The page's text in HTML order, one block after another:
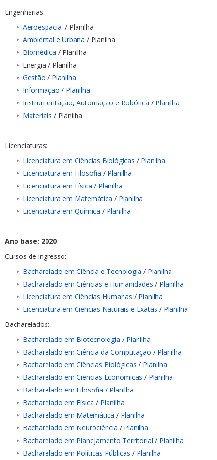
Engenharias:
Aeroespacial / Planilha
Ambiental e Urbana / Planilha
Biomédica / Planilha
Energia / Planilha
Gestão / Planilha
Informação / Planilha
Instrumentação, Automação e Robótica / Planilha
Materiais / Planilha
Licenciaturas:
Licenciatura em Ciências Biológicas / Planilha
Licenciatura em Filosofia / Planilha
Licenciatura em Física / Planilha
Licenciatura em Matemática / Planilha
Licenciatura em Química / Planilha
Ano base: 2020
Cursos de ingresso:
Bacharelado em Ciência e Tecnologia / Planilha
Bacharelado em Ciências e Humanidades / Planilha
Licenciatura em Ciências Humanas / Planilha
Licenciatura em Ciências Naturais e Exatas / Planilha
Bacharelados:
Bacharelado em Biotecnologia / Planilha
Bacharelado em Ciência da Computação / Planilha
Bacharelado em Ciências Biológicas / Planilha
Bacharelado em Ciências Econômicas / Planilha
Bacharelado em Filosofia / Planilha
Bacharelado em Física / Planilha
Bacharelado em Matemática / Planilha
Bacharelado em Neurociência / Planilha
Bacharelado em Planejamento Territorial / Planilha
Bacharelado em Políticas Públicas / Planilha